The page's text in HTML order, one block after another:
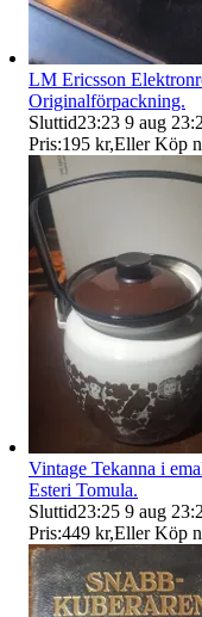
LM Ericsson
Originalförpackning.
Sluttid23:23 9 aug
Pris:195 kr,Eller Köp
Vintage Tekanna i
Esteri Tomula.
Sluttid23:25 9 aug
Pris:449 kr,Eller Köp